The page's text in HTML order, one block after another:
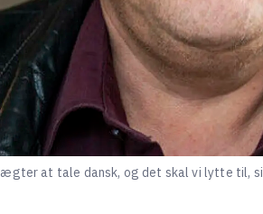
at tale dansk, og det skal vi lytte til,